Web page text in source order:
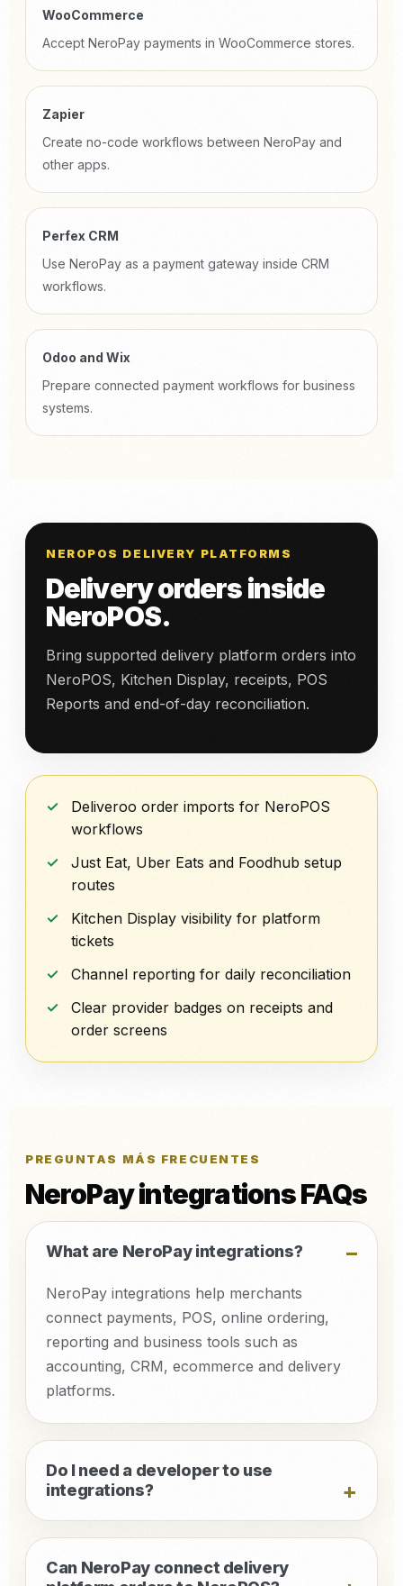
WooCommerce
Accept NeroPay payments in WooCommerce stores.
Zapier
Create no-code workflows between NeroPay and
other apps.
Perfex CRM
Use NeroPay as a payment gateway inside CRM
workflows.
Odoo and Wix
Prepare connected payment workflows for business
systems.
NEROPOS DELIVERY PLATFORMS
Delivery orders inside
NeroPOS.
Bring supported delivery platform orders into
NeroPOS, Kitchen Display, receipts, POS
Reports and end-of-day reconciliation.
Deliveroo order imports for NeroPOS
workflows
Just Eat, Uber Eats and Foodhub setup
routes
Kitchen Display visibility for platform
tickets
Channel reporting for daily reconciliation
Clear provider badges on receipts and
order screens
PREGUNTAS MÁS FRECUENTES
NeroPay integrations FAQs
What are NeroPay integrations?
NeroPay integrations help merchants
connect payments, POS, online ordering,
reporting and business tools such as
accounting, CRM, ecommerce and delivery
platforms.
Do I need a developer to use
integrations?
Can NeroPay connect delivery